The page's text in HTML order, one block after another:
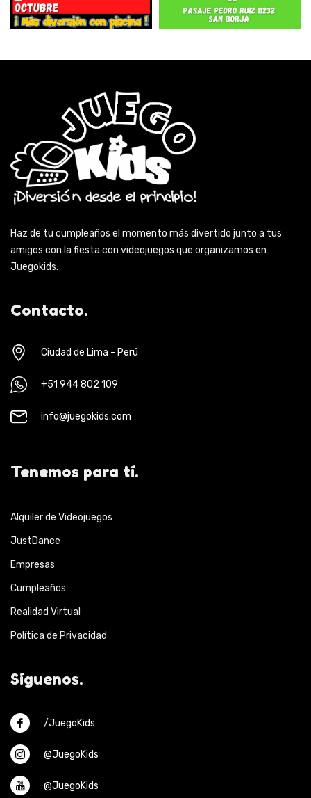
Haz de tu cumpleaños el momento más divertido junto a tus
amigos con la fiesta con videojuegos que organizamos en
Juegokids.
Contacto.
Ciudad de Lima - Perú
+51 944 802 109
info@juegokids.com
Tenemos para tí.
Alquiler de Videojuegos
JustDance
Empresas
Cumpleaños
Realidad Virtual
Política de Privacidad
Síguenos.
/JuegoKids
@JuegoKids
@JuegoKids